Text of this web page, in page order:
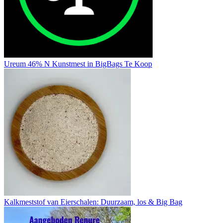
Ureum 46% N Kunstmest in BigBags Te Koop
Kalkmeststof van Eierschalen: Duurzaam, los & Big Bag